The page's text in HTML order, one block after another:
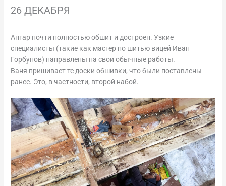
26 ДЕКАБРЯ
Ангар почти полностью обшит и достроен. Узкие
специалисты (такие как мастер по шитью вицей Иван
Горбунов) направлены на свои обычные работы.
Ваня пришивает те доски обшивки, что были поставлены
ранее. Это, в частности, второй набой.